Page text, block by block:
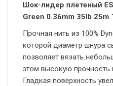
Шок-лидер плетеный
Green 0.36mm 35lb 25m
Прочная нить из 100%
которой диаметр шнура
позволяет вязать
этом высокую прочность
Гладкая поверхность